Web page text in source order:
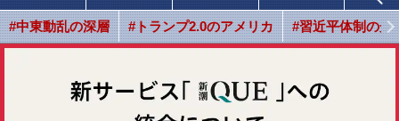
#中東動乱の深層 #トランプ2.0のアメリカ #習近平体制の光